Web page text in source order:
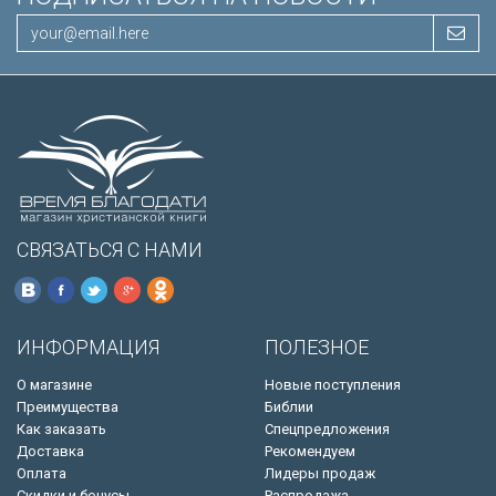
СВЯЗАТЬСЯ С НАМИ
ИНФОРМАЦИЯ
О магазине
Преимущества
Как заказать
Доставка
Оплата
ПОЛЕЗНОЕ
Новые поступления
Библии
Спецпредложения
Рекомендуем
Лидеры продаж